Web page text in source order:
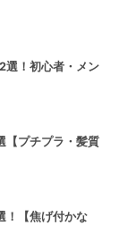
選！初心者・メン
【プチプラ・髪質
！【焦げ付かな